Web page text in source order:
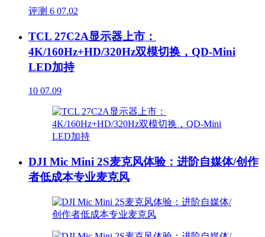
评测 6 07.02
TCL 27C2A显示器上市：
4K/160Hz+HD/320Hz双模切换，QD-Mini
LED加持
10 07.09
DJI Mic Mini 2S麦克风体验：进阶自媒体/创作
者低成本专业麦克风